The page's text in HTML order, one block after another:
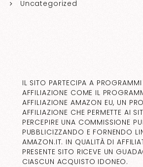
Uncategorized
IL SITO PARTECIPA A
AFFILIAZIONE COME IL
AFFILIAZIONE AMAZON EU, UN
AFFILIAZIONE CHE PERMETTE AI
PERCEPIRE UNA COMMISSIONE
PUBBLICIZZANDO E FORNENDO
AMAZON.IT. IN QUALITÀ DI
PRESENTE SITO RICEVE UN
CIASCUN ACQUISTO IDONEO.